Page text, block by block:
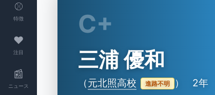
⚾
特徴
❤
注目
📰
ニュース
C+
三浦 優和
（元北照高校 進路不明 ） 2年